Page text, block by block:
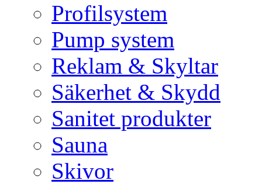
Profilsystem
Pump system
Reklam & Skyltar
Säkerhet & Skydd
Sanitet produkter
Sauna
Skivor